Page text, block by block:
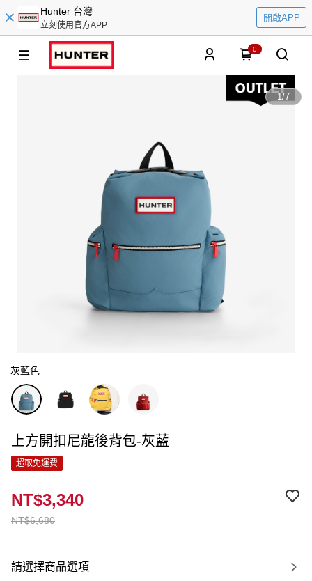
Hunter 台灣
立刻使用官方APP
開啟APP
0
1/7
灰藍色
上方開扣尼龍後背包-灰藍
超取免運費
NT$6,680
NT$3,340
請選擇商品選項